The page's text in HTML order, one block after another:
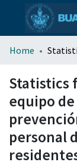
All of DSpace
Home
Statistics
equipo
personal